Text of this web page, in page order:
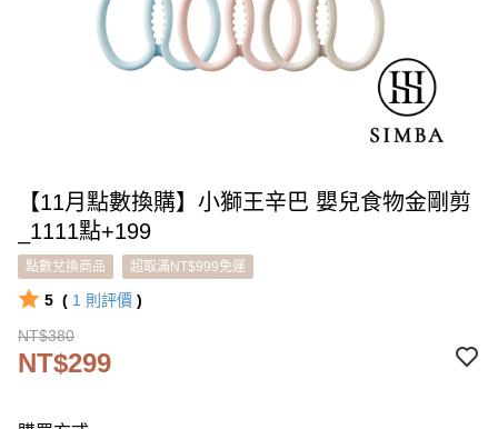
【11月點數換購】小獅王辛巴 嬰兒食物金剛剪
_1111點+199
點數兌換商品 超取滿NT$999免運
5 ( 1 則評價 )
NT$380
NT$299